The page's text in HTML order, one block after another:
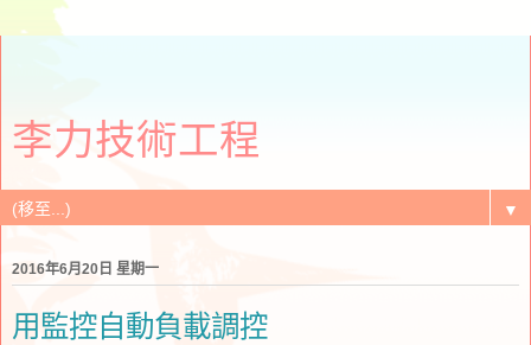
李力技術工程
▼
2016年6月20日 星期一
用監控自動負載調控